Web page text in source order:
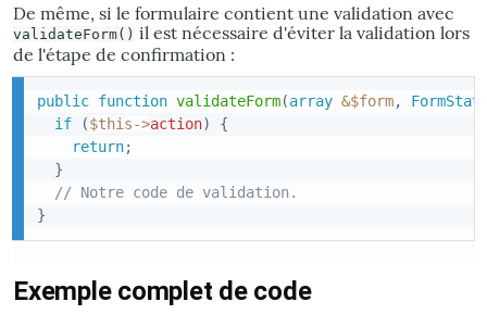
De même, si le formulaire contient une validation avec
validateForm() il est nécessaire d'éviter la validation lors
de l'étape de confirmation :
public function validateForm(array &$form,
if
($this->action)
{
return;
}
// Notre code de validation.
}
Exemple complet de code